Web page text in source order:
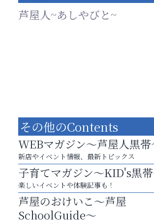
芦屋人~あしやびと~
芦屋・西宮・神戸の新店舗PRやリニューア
知などお気軽にご相談ください。
阪神相続相談協会
その他のContents
WEBマガジン～芦屋人黒帯
新店やイベント情報、最新トピックス
子育てマガジン～KID's黒
楽しいイベントや体験記事も！
芦屋のおけいこ～芦屋
SchoolGuide～